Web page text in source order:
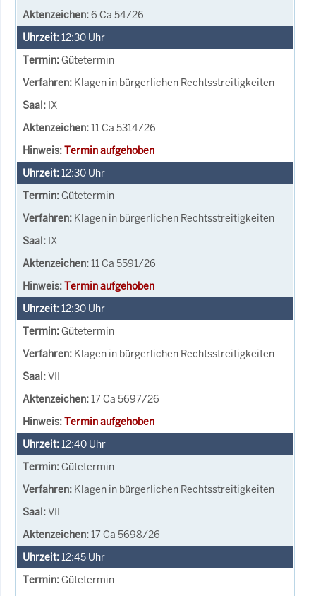
6 Ca 54/26
12:30 Uhr
Gütetermin
Klagen in bürgerlichen Rechtsstreitigkeiten
IX
11 Ca 5314/26
Termin aufgehoben
12:30 Uhr
Gütetermin
Klagen in bürgerlichen Rechtsstreitigkeiten
IX
11 Ca 5591/26
Termin aufgehoben
12:30 Uhr
Gütetermin
Klagen in bürgerlichen Rechtsstreitigkeiten
VII
17 Ca 5697/26
Termin aufgehoben
12:40 Uhr
Gütetermin
Klagen in bürgerlichen Rechtsstreitigkeiten
VII
17 Ca 5698/26
12:45 Uhr
Gütetermin